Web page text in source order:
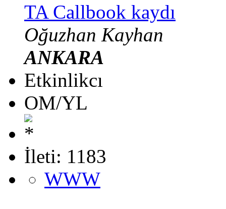
TA Callbook kaydı
Oğuzhan Kayhan
ANKARA
Etkinlikcı
OM/YL
İleti: 1183
WWW